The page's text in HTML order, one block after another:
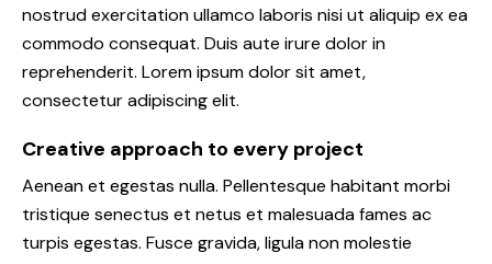
nostrud exercitation ullamco laboris nisi ut aliquip ex ea
commodo consequat. Duis aute irure dolor in
reprehenderit. Lorem ipsum dolor sit amet,
consectetur adipiscing elit.
Creative approach to every project
Aenean et egestas nulla. Pellentesque habitant morbi
tristique senectus et netus et malesuada fames ac
turpis egestas. Fusce gravida, ligula non molestie